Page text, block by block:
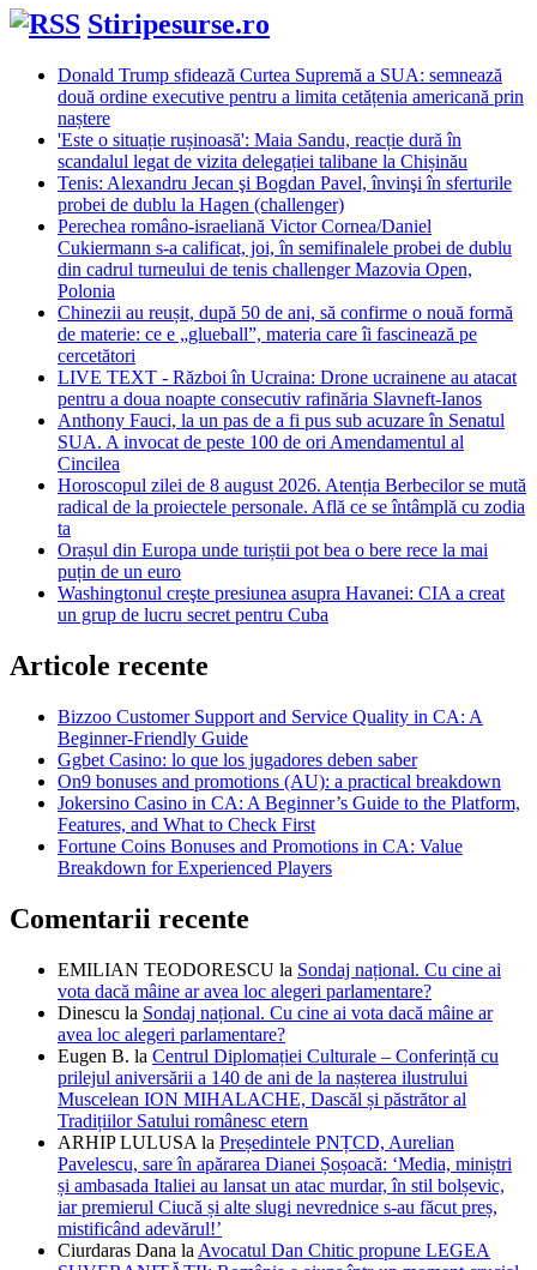
Stiripesurse.ro
Donald Trump sfidează Curtea Supremă a SUA: semnează
două ordine executive pentru a limita cetățenia americană prin
naștere
'Este o situație rușinoasă': Maia Sandu, reacție dură în
scandalul legat de vizita delegației talibane la Chișinău
Tenis: Alexandru Jecan şi Bogdan Pavel, învinşi în sferturile
probei de dublu la Hagen (challenger)
Perechea româno-israeliană Victor Cornea/Daniel
Cukiermann s-a calificat, joi, în semifinalele probei de dublu
din cadrul turneului de tenis challenger Mazovia Open,
Polonia
Chinezii au reușit, după 50 de ani, să confirme o nouă formă
de materie: ce e „glueball”, materia care îi fascinează pe
cercetători
LIVE TEXT - Război în Ucraina: Drone ucrainene au atacat
pentru a doua noapte consecutiv rafinăria Slavneft-Ianos
Anthony Fauci, la un pas de a fi pus sub acuzare în Senatul
SUA. A invocat de peste 100 de ori Amendamentul al
Cincilea
Horoscopul zilei de 8 august 2026. Atenția Berbecilor se mută
radical de la proiectele personale. Află ce se întâmplă cu zodia
ta
Orașul din Europa unde turiștii pot bea o bere rece la mai
puțin de un euro
Washingtonul creşte presiunea asupra Havanei: CIA a creat
un grup de lucru secret pentru Cuba
Articole recente
Bizzoo Customer Support and Service Quality in CA: A
Beginner-Friendly Guide
Ggbet Casino: lo que los jugadores deben saber
On9 bonuses and promotions (AU): a practical breakdown
Jokersino Casino in CA: A Beginner’s Guide to the Platform,
Features, and What to Check First
Fortune Coins Bonuses and Promotions in CA: Value
Breakdown for Experienced Players
Comentarii recente
EMILIAN TEODORESCU la Sondaj național. Cu cine ai
vota dacă mâine ar avea loc alegeri parlamentare?
Dinescu la Sondaj național. Cu cine ai vota dacă mâine ar
avea loc alegeri parlamentare?
Eugen B. la Centrul Diplomației Culturale – Conferință cu
prilejul aniversării a 140 de ani de la nașterea ilustrului
Muscelean ION MIHALACHE, Dascăl și păstrător al
Tradițiilor Satului românesc etern
ARHIP LULUSA la Președintele PNȚCD, Aurelian
Pavelescu, sare în apărarea Dianei Șoșoacă: ‘Media, miniștri
și ambasada Italiei au lansat un atac murdar, în stil bolșevic,
iar premierul Ciucă și alte slugi nevrednice s-au făcut preș,
mistificând adevărul!’
Ciurdaras Dana la Avocatul Dan Chitic propune LEGEA